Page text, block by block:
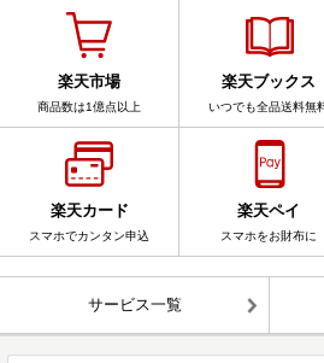
楽天市場
商品数は1億点以上
楽天ブックス
いつでも全品送料無
楽天カード
スマホでカンタン申込
楽天ペイ
スマホをお財布に
サービス一覧